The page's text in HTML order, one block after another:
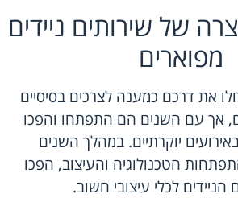
של שירותים ניידים
מפוארים
את דרכם כמענה לצרכים בסיסיים
אך עם השנים הם התפתחו והפכו
יוקרתיים. במהלך השנים
הטכנולוגיה והעיצוב, הפכו
הניידים לכלי עיצובי חשוב.